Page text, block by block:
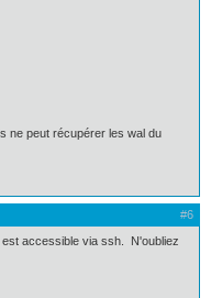
ne peut récupérer les wal du
#6
accessible via ssh. N'oubliez